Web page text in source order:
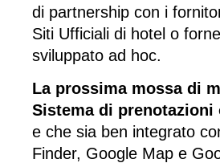
di partnership con i
Siti Ufficiali di hotel o
sviluppato ad hoc.
La prossima mossa di
Sistema di
e che sia ben integrato
Finder, Google Map e